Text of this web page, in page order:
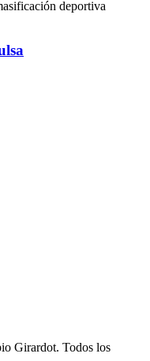
Girardot. Todos los